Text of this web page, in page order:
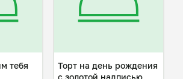
тебя
Торт на день рождения
с золотой надписью